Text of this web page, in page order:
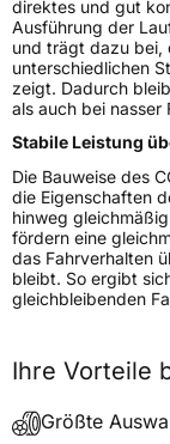
Reifenposition
Motorradtyp
Weitere
Schlauchtyp
Zustand
M+S
Motorrad
3PMSF / Alpine-
Herstellerkontakt
direktes und gut
Ausführung der
und trägt dazu bei,
unterschiedlichen
zeigt. Dadurch
als auch bei nasser
Stabile Leistung
Die Bauweise des
die Eigenschaften
hinweg
fördern eine
das Fahrverhalten
bleibt. So ergibt
gleichbleibenden
Ihre Vorteile
Größte